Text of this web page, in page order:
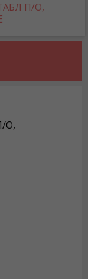
П/О,
О,